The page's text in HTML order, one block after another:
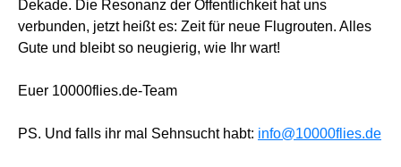
Dekade. Die Resonanz der Öffentlichkeit hat uns
verbunden, jetzt heißt es: Zeit für neue Flugrouten. Alles
Gute und bleibt so neugierig, wie Ihr wart!
Euer 10000flies.de-Team
PS. Und falls ihr mal Sehnsucht habt: info@10000flies.de